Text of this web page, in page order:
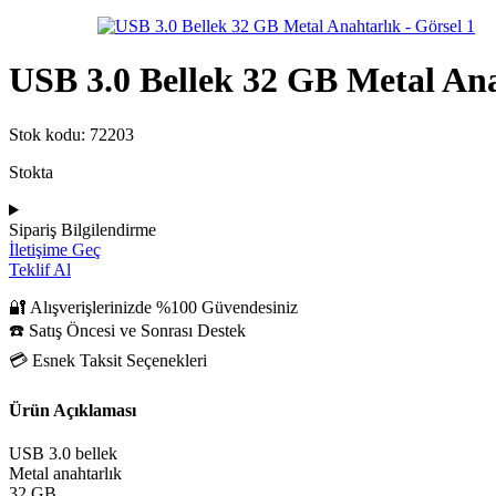
USB 3.0 Bellek 32 GB Metal
Stok kodu: 72203
Stokta
Sipariş Bilgilendirme
İletişime Geç
Teklif Al
🔐 Alışverişlerinizde %100 Güvendesiniz
☎️ Satış Öncesi ve Sonrası Destek
💳 Esnek Taksit Seçenekleri
Ürün Açıklaması
USB 3.0 bellek
Metal anahtarlık